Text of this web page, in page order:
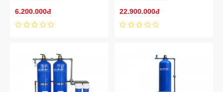
6.200.000đ
22.900.000đ